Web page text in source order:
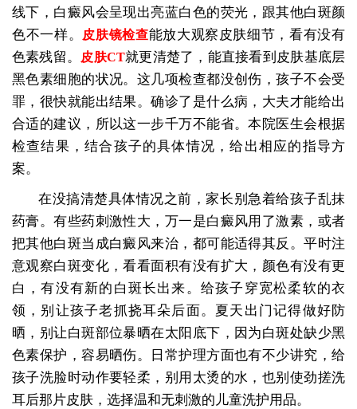
线下，白癜风会呈现出亮蓝白色的荧光，跟其他白斑颜
色不一样。
皮肤镜检查能放大观察皮肤细节，看有没有
色素残留。
皮肤CT就更清楚了，能直接看到皮肤基底层
黑色素细胞的状况。这几项检查都没创伤，孩子不会受
罪，很快就能出结果。确诊了是什么病，大夫才能给出
合适的建议，所以这一步千万不能省。本院医生会根据
检查结果，结合孩子的具体情况，给出相应的指导方
案。
在没搞清楚具体情况之前，家长别急着给孩子乱抹
药膏。有些药刺激性大，万一是白癜风用了激素，或者
把其他白斑当成白癜风来治，都可能适得其反。平时注
意观察白斑变化，看看面积有没有扩大，颜色有没有更
白，有没有新的白斑长出来。给孩子穿宽松柔软的衣
领，别让孩子老抓挠耳朵后面。夏天出门记得做好防
晒，别让白斑部位暴晒在太阳底下，因为白斑处缺少黑
色素保护，容易晒伤。日常护理方面也有不少讲究，给
孩子洗脸时动作要轻柔，别用太烫的水，也别使劲搓洗
耳后那片皮肤，选择温和无刺激的儿童洗护用品。